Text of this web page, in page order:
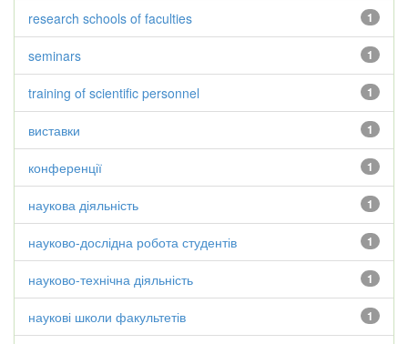
1
research schools of faculties
1
seminars
1
training of scientific personnel
1
виставки
1
конференції
1
наукова діяльність
1
науково-дослідна робота студентів
1
науково-технічна діяльність
1
наукові школи факультетів